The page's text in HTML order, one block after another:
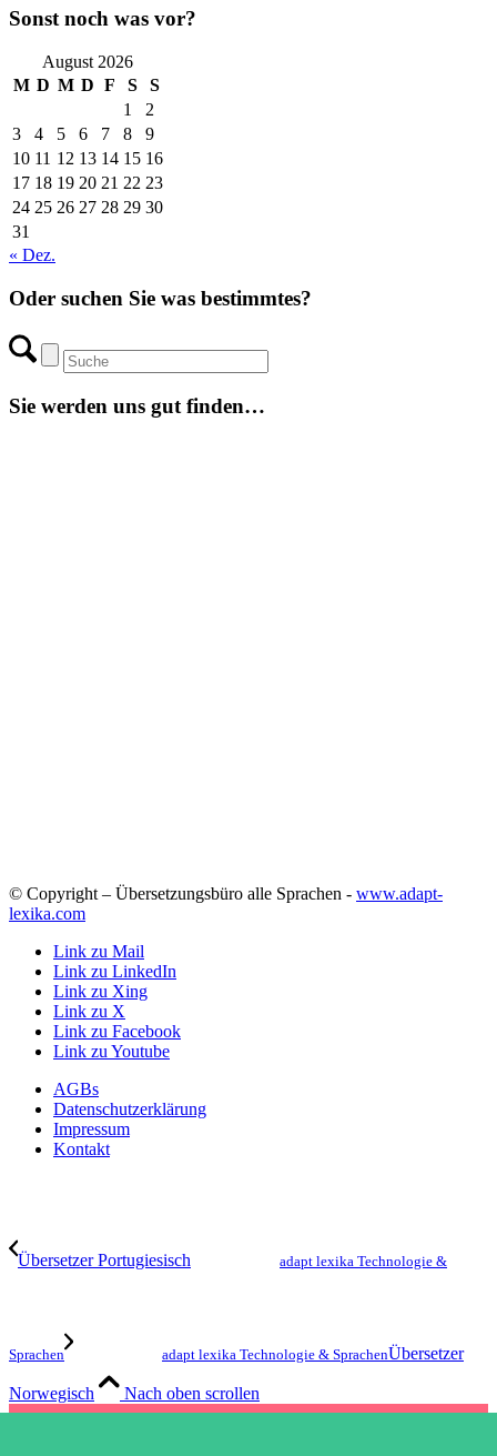
Sonst noch was vor?
August 2026
M D M D F S
S
1
2
3
4 5 6 7 8
9
10 11 12 13 14 15 16
17 18 19 20 21 22 23
24 25 26 27 28 29 30
31
« Dez.
Oder suchen Sie was bestimmtes?
Sie werden uns gut finden…
© Copyright – Übersetzungsbüro alle Sprachen - www.adapt-
lexika.com
Link zu Mail
Link zu LinkedIn
Link zu Xing
Link zu X
Link zu Facebook
Link zu Youtube
AGBs
Datenschutzerklärung
Impressum
Kontakt
Übersetzer Portugiesisch adapt lexika Technologie &
Sprachen adapt lexika Technologie & SprachenÜbersetzer
Norwegisch Nach oben scrollen